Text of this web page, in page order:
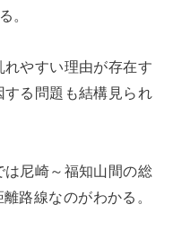
。
やすい理由が存在す
する問題も結構見られ
は尼崎～福知山間の総
路線なのがわかる。